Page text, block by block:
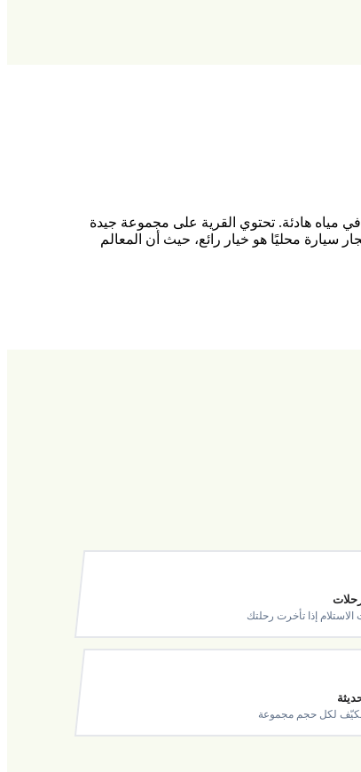
مياه هادئة. تحتوي القرية على مجموعة جيدة
سيارة محليًا هو خيار رائع، حيث أن المعالم
إذا تأخرت رحلتك
لكل حجم مجموعة